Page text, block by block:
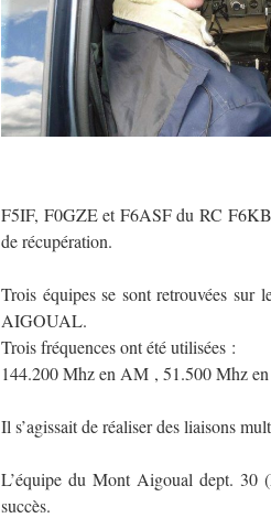
F5IF, F0GZE et F6ASF du RC
de récupération.
Trois équipes se sont retrouvées
AIGOUAL.
Trois fréquences ont été utilisées :
144.200 Mhz en AM , 51.500 Mhz
Il s’agissait de réaliser des liaisons
L’équipe du Mont Aigoual dept. 30
succès.